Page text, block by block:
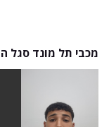
מכבי תל מונד סגל